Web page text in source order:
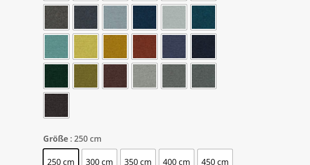
Größe : 250 cm
250 cm 300 cm 350 cm 400 cm 450 cm